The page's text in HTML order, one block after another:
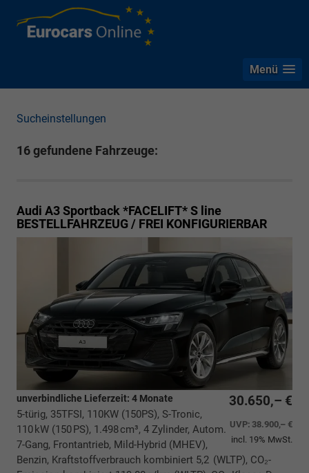
Menü
Sucheinstellungen
16 gefundene Fahrzeuge:
Audi A3 Sportback *FACELIFT*S line
BESTELLFAHRZEUG / FREI KONFIGURIERBAR
30.650,– €
UVP: 38.900,– €
incl. 19% MwSt.
unverbindliche Lieferzeit: 4 Monate
5-türig, 35TFSI, 110KW (150PS), S-Tronic,
110 kW (150 PS), 1.498 cm³, 4 Zylinder, Autom.
7-Gang, Frontantrieb, Mild-Hybrid (MHEV),
Benzin, Kraftstoffverbrauch kombiniert 5,2 (WLTP), CO₂-